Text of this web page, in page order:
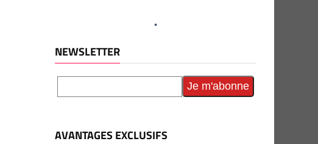
NEWSLETTER
AVANTAGES EXCLUSIFS